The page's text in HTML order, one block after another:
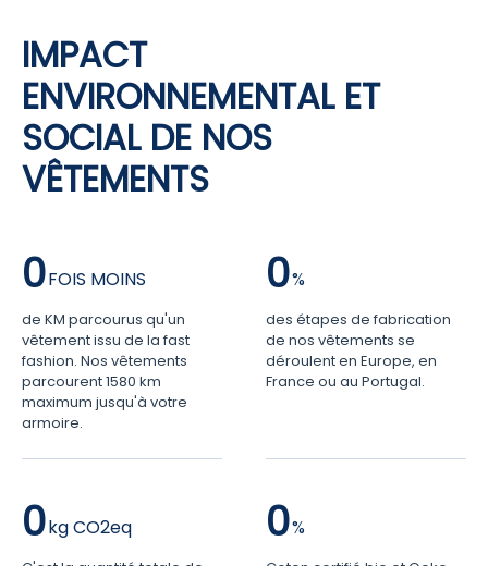
IMPACT
ENVIRONNEMENTAL ET
SOCIAL DE NOS
VÊTEMENTS
0
de KM parcourus qu'un
vêtement issu de la fast
fashion. Nos vêtements
parcourent 1580 km
maximum jusqu'à votre
armoire.
0
des étapes de fabrication
de nos vêtements se
déroulent en Europe, en
France ou au Portugal.
0 0